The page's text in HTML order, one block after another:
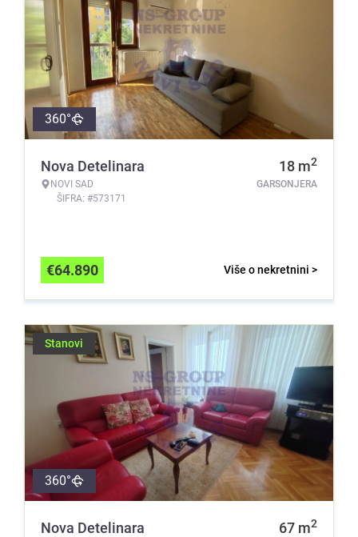
360°
Nova Detelinara
NOVI SAD
ŠIFRA: #573171
18 m2
GARSONJERA
Više o nekretnini >
€64.890
Stanovi
360°
Nova Detelinara 67 m2